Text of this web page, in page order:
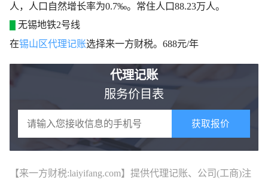
人，人口自然增长率为0.7‰。常住人口88.23万人。
无锡地铁2号线
在锡山区代理记账选择来一方财税。688元/年
代理记账
服务价目表
获取报价
【来一方财税:laiyifang.com】提供代理记账、公司(工商)注